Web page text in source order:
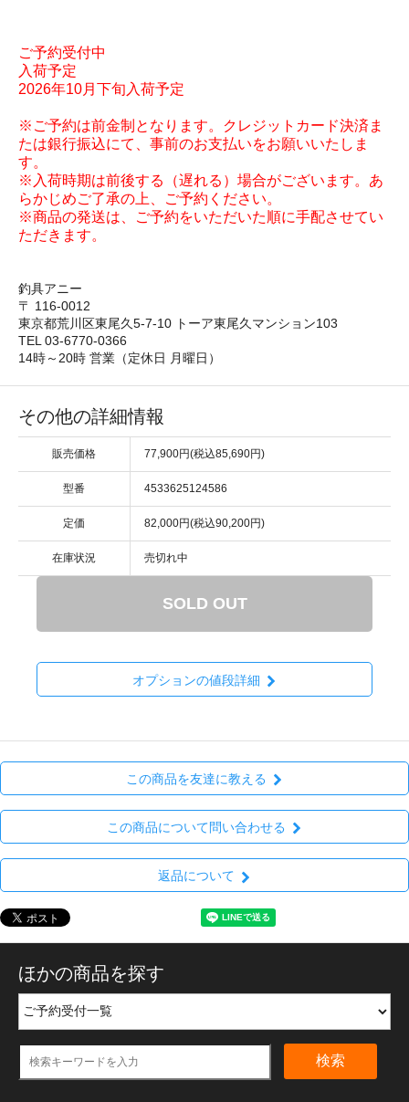
ご予約受付中
入荷予定
2026年10月下旬入荷予定
※ご予約は前金制となります。クレジットカード決済ま
たは銀行振込にて、事前のお支払いをお願いいたしま
す。
※入荷時期は前後する（遅れる）場合がございます。あ
らかじめご了承の上、ご予約ください。
※商品の発送は、ご予約をいただいた順に手配させてい
ただきます。
釣具アニー
〒 116-0012
東京都荒川区東尾久5-7-10 トーア東尾久マンション103
TEL 03-6770-0366
14時～20時 営業（定休日 月曜日）
その他の詳細情報
販売価格 77,900円(税込85,690円)
型番 4533625124586
定価 82,000円(税込90,200円)
在庫状況 売切れ中
SOLD OUT
オプションの値段詳細
この商品を友達に教える
この商品について問い合わせる
返品について
ほかの商品を探す
検索